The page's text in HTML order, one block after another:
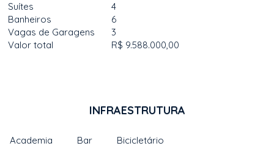
Suítes
4
Banheiros
6
Vagas de Garagens
3
Valor total
R$ 9.588.000,00
INFRAESTRUTURA
Academia Bar
Bicicletário